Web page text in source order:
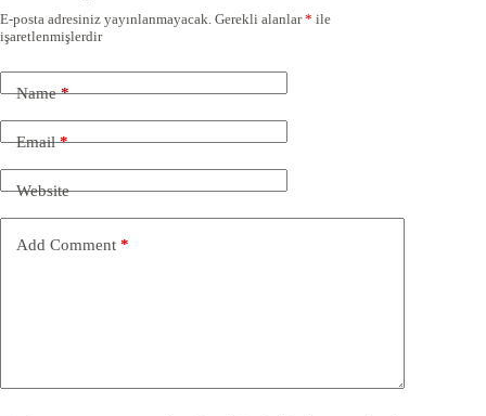
E-posta adresiniz yayınlanmayacak. Gerekli alanlar* ile
işaretlenmişlerdir
Name*
Email*
Website
Add Comment *